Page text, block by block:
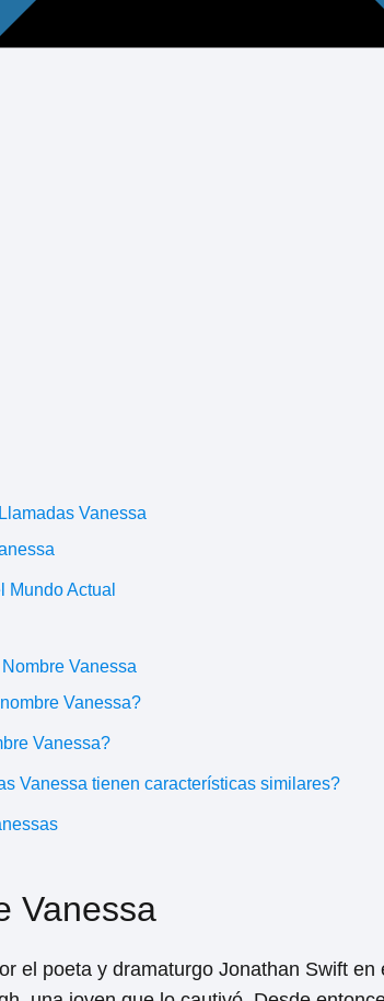
Vanessa
Mundo Actual
Vanessa
Vanessa?
Vanessa?
Vanessa tienen características similares?
Vanessa
el poeta y dramaturgo Jonathan Swift